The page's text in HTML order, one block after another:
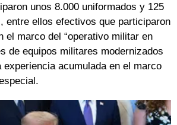
unos 8.000 uniformados y 125
entre ellos efectivos que participaron
el marco del “operativo militar en
de equipos militares modernizados
experiencia acumulada en el marco